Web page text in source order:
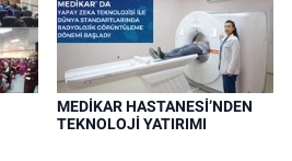
MEDİKAR HASTANESİ’NDEN
TEKNOLOJİ YATIRIMI